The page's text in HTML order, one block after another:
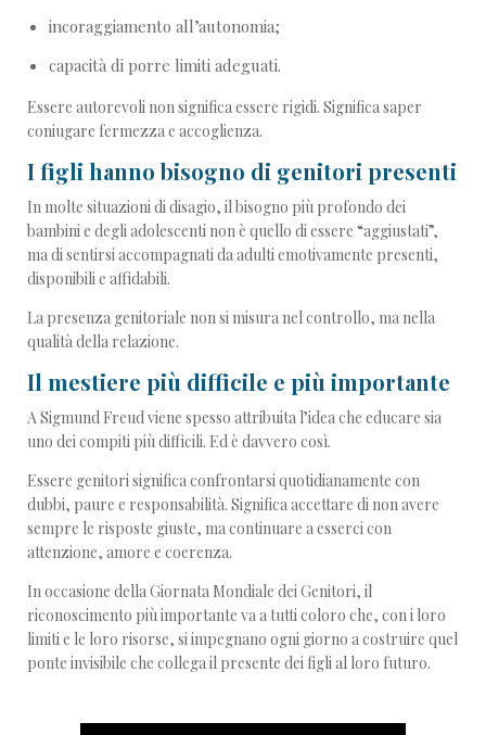
incoraggiamento all’autonomia;
capacità di porre limiti adeguati.
Essere autorevoli non significa essere rigidi. Significa saper
coniugare fermezza e accoglienza.
I figli hanno bisogno di genitori presenti
In molte situazioni di disagio, il bisogno più profondo dei
bambini e degli adolescenti non è quello di essere “aggiustati”,
ma di sentirsi accompagnati da adulti emotivamente presenti,
disponibili e affidabili.
La presenza genitoriale non si misura nel controllo, ma nella
qualità della relazione.
Il mestiere più difficile e più importante
A Sigmund Freud viene spesso attribuita l’idea che educare sia
uno dei compiti più difficili. Ed è davvero così.
Essere genitori significa confrontarsi quotidianamente con
dubbi, paure e responsabilità. Significa accettare di non avere
sempre le risposte giuste, ma continuare a esserci con
attenzione, amore e coerenza.
In occasione della Giornata Mondiale dei Genitori, il
riconoscimento più importante va a tutti coloro che, con i loro
limiti e le loro risorse, si impegnano ogni giorno a costruire quel
ponte invisibile che collega il presente dei figli al loro futuro.